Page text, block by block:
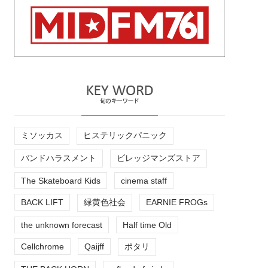
ミソッカス ヒステリックパニック
バンドハラスメント ビレッジマンズストア
The Skateboard Kids cinema staff
BACK LIFT 緑黄色社会 EARNIE FROGs
the unknown forecast Half time Old
Cellchrome Qaijff ポタリ